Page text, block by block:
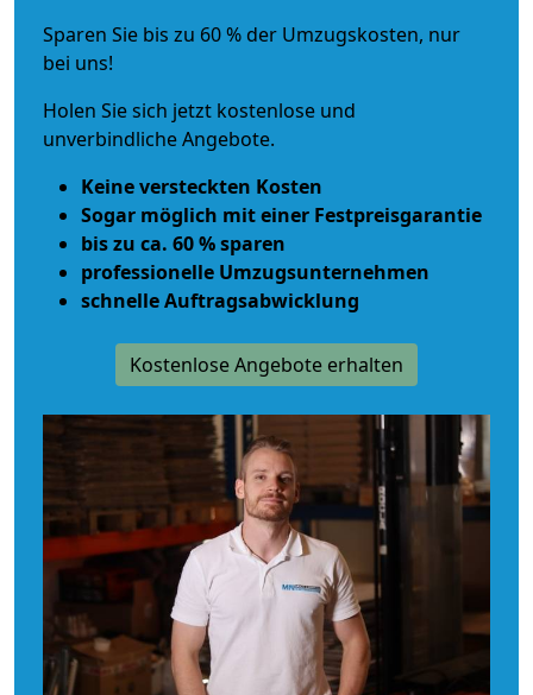
Sparen Sie bis zu 60 % der Umzugskosten, nur
bei uns!
Holen Sie sich jetzt kostenlose und
unverbindliche Angebote.
Keine versteckten Kosten
Sogar möglich mit einer Festpreisgarantie
bis zu ca. 60 % sparen
professionelle Umzugsunternehmen
schnelle Auftragsabwicklung
Kostenlose Angebote erhalten